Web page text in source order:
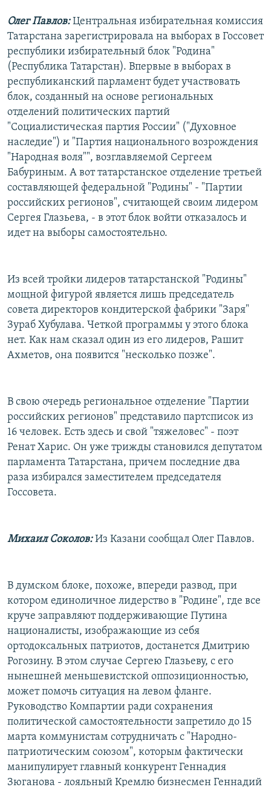
Олег Павлов:Центральная избирательная комиссия
Татарстана зарегистрировала на выборах в Госсовет
республики избирательный блок "Родина"
(Республика Татарстан). Впервые в выборах в
республиканский парламент будет участвовать
блок, созданный на основе региональных
отделений политических партий
"Социалистическая партия России" ("Духовное
наследие") и "Партия национального возрождения
"Народная воля"", возглавляемой Сергеем
Бабуриным. А вот татарстанское отделение третьей
составляющей федеральной "Родины" - "Партии
российских регионов", считающей своим лидером
Сергея Глазьева, - в этот блок войти отказалось и
идет на выборы самостоятельно.
Из всей тройки лидеров татарстанской "Родины"
мощной фигурой является лишь председатель
совета директоров кондитерской фабрики "Заря"
Зураб Хубулава. Четкой программы у этого блока
нет. Как нам сказал один из его лидеров, Рашит
Ахметов, она появится "несколько позже".
В свою очередь региональное отделение "Партии
российских регионов" представило партсписок из
16 человек. Есть здесь и свой "тяжеловес" - поэт
Ренат Харис. Он уже трижды становился депутатом
парламента Татарстана, причем последние два
раза избирался заместителем председателя
Госсовета.
Михаил Соколов:Из Казани сообщал Олег Павлов.
В думском блоке, похоже, впереди развод, при
котором единоличное лидерство в "Родине", где все
круче заправляют поддерживающие Путина
националисты, изображающие из себя
ортодоксальных патриотов, достанется Дмитрию
Рогозину. В этом случае Сергею Глазьеву, с его
нынешней меньшевистской оппозиционностью,
может помочь ситуация на левом фланге.
Руководство Компартии ради сохранения
политической самостоятельности запретило до 15
марта коммунистам сотрудничать с "Народно-
патриотическим союзом", которым фактически
манипулирует главный конкурент Геннадия
Зюганова - лояльный Кремлю бизнесмен Геннадий